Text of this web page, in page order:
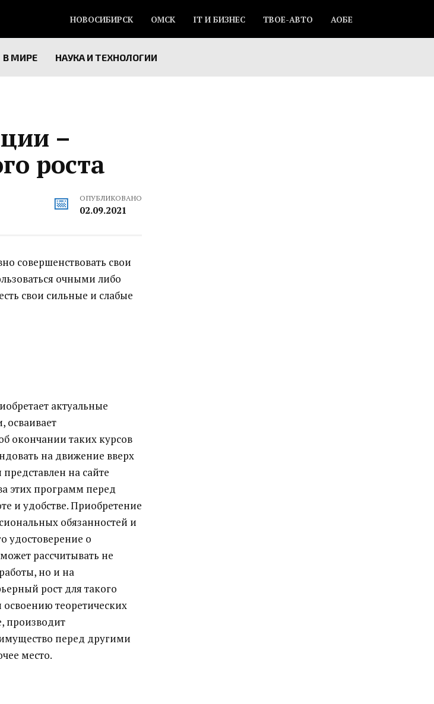
НОВОСИБИРСК ОМСК IT И БИЗНЕС ТВОЕ-АВТО АОБЕ
В МИРЕ НАУКА И ТЕХНОЛОГИИ
–
роста
ОПУБЛИКОВАНО
02.09.2021
совершенствовать свои
очными либо
свои сильные и слабые
актуальные
осваивает
окончании таких курсов
на движение вверх
на сайте
этих программ перед
и удобстве. Приобретение
обязанностей и
удостоверение о
рассчитывать не
но и на
рост для такого
освоению теоретических
производит
перед другими
место.